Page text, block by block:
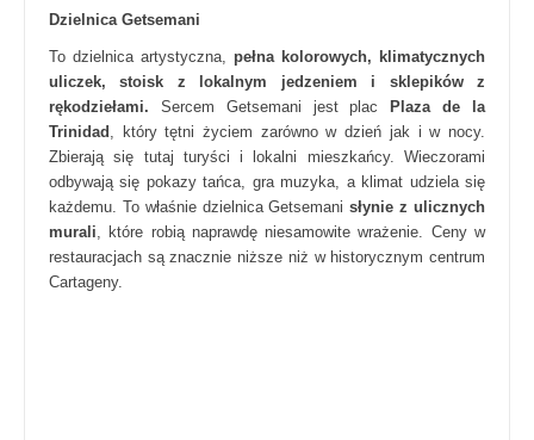
Dzielnica Getsemani
To dzielnica artystyczna, pełna kolorowych, klimatycznych
uliczek, stoisk z lokalnym jedzeniem i sklepików z
rękodziełami. Sercem Getsemani jest plac
Plaza de la
Trinidad , który tętni życiem zarówno w dzień jak i w nocy.
Zbierają się tutaj turyści i lokalni mieszkańcy. Wieczorami
odbywają się pokazy tańca, gra muzyka, a klimat udziela się
każdemu. To właśnie dzielnica Getsemanisłynie z ulicznych
murali, które robią naprawdę niesamowite wrażenie. Ceny w
restauracjach są znacznie niższe niż w historycznym centrum
Cartageny.